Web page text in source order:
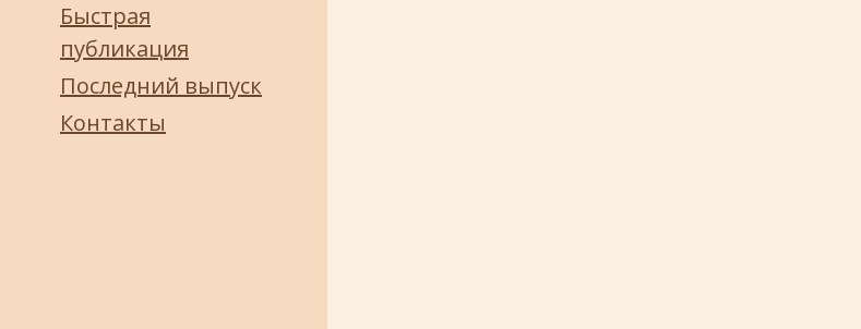
Быстрая
публикация
Последний выпуск
Контакты